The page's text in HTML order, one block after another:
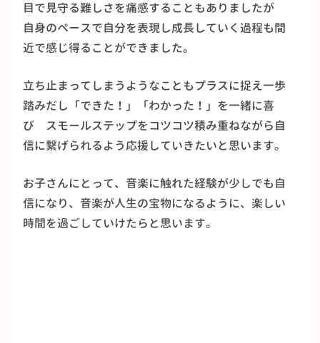
目で見守る難しさを痛感することもありましたが
自身のペースで自分を表現し成長していく過程も間
近で感じ得ることができました。
立ち止まってしまうようなこともプラスに捉え一歩
踏みだし「できた！」「わかった！」を一緒に喜
び スモールステップをコツコツ積み重ねながら自
信に繋げられるよう応援していきたいと思います。
お子さんにとって、音楽に触れた経験が少しでも自
信になり、音楽が人生の宝物になるように、楽しい
時間を過ごしていけたらと思います。